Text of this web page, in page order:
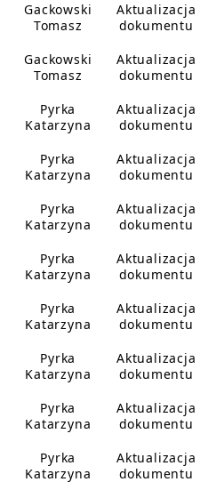
Gackowski
Tomasz
Aktualizacja
dokumentu
Gackowski
Tomasz
Aktualizacja
dokumentu
Pyrka
Katarzyna
Aktualizacja
dokumentu
Pyrka
Katarzyna
Aktualizacja
dokumentu
Pyrka
Katarzyna
Aktualizacja
dokumentu
Pyrka
Katarzyna
Aktualizacja
dokumentu
Pyrka
Katarzyna
Aktualizacja
dokumentu
Pyrka
Katarzyna
Aktualizacja
dokumentu
Pyrka
Katarzyna
Aktualizacja
dokumentu
Pyrka
Katarzyna
Aktualizacja
dokumentu